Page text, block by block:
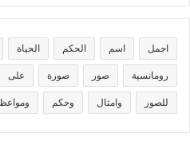
اجمل اسم الحكم الحياة
رومانسية صور صورة على
للصور وامثال وحكم ومواعظ